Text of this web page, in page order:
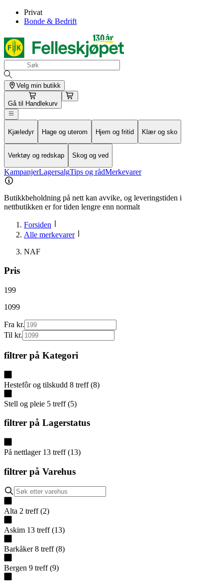
Privat
Bonde & Bedrift
Velg min butikk
Gå til Handlekurv
Kjæledyr Hage og uterom Hjem og fritid Klær og sko
Verktøy og redskap Skog og ved
KampanjerLagersalgTips og rådMerkevarer
Butikkbeholdning på nett kan avvike, og leveringstiden i
nettbutikken er for tiden lengre enn normalt
Forsiden
Alle merkevarer
NAF
Pris
199
1099
Fra kr.
Til kr.
filtrer på Kategori
Hestefôr og tilskudd 8 treff (8)
Stell og pleie 5 treff (5)
filtrer på Lagerstatus
På nettlager 13 treff (13)
filtrer på Varehus
Alta 2 treff (2)
Askim 13 treff (13)
Barkåker 8 treff (8)
Bergen 9 treff (9)